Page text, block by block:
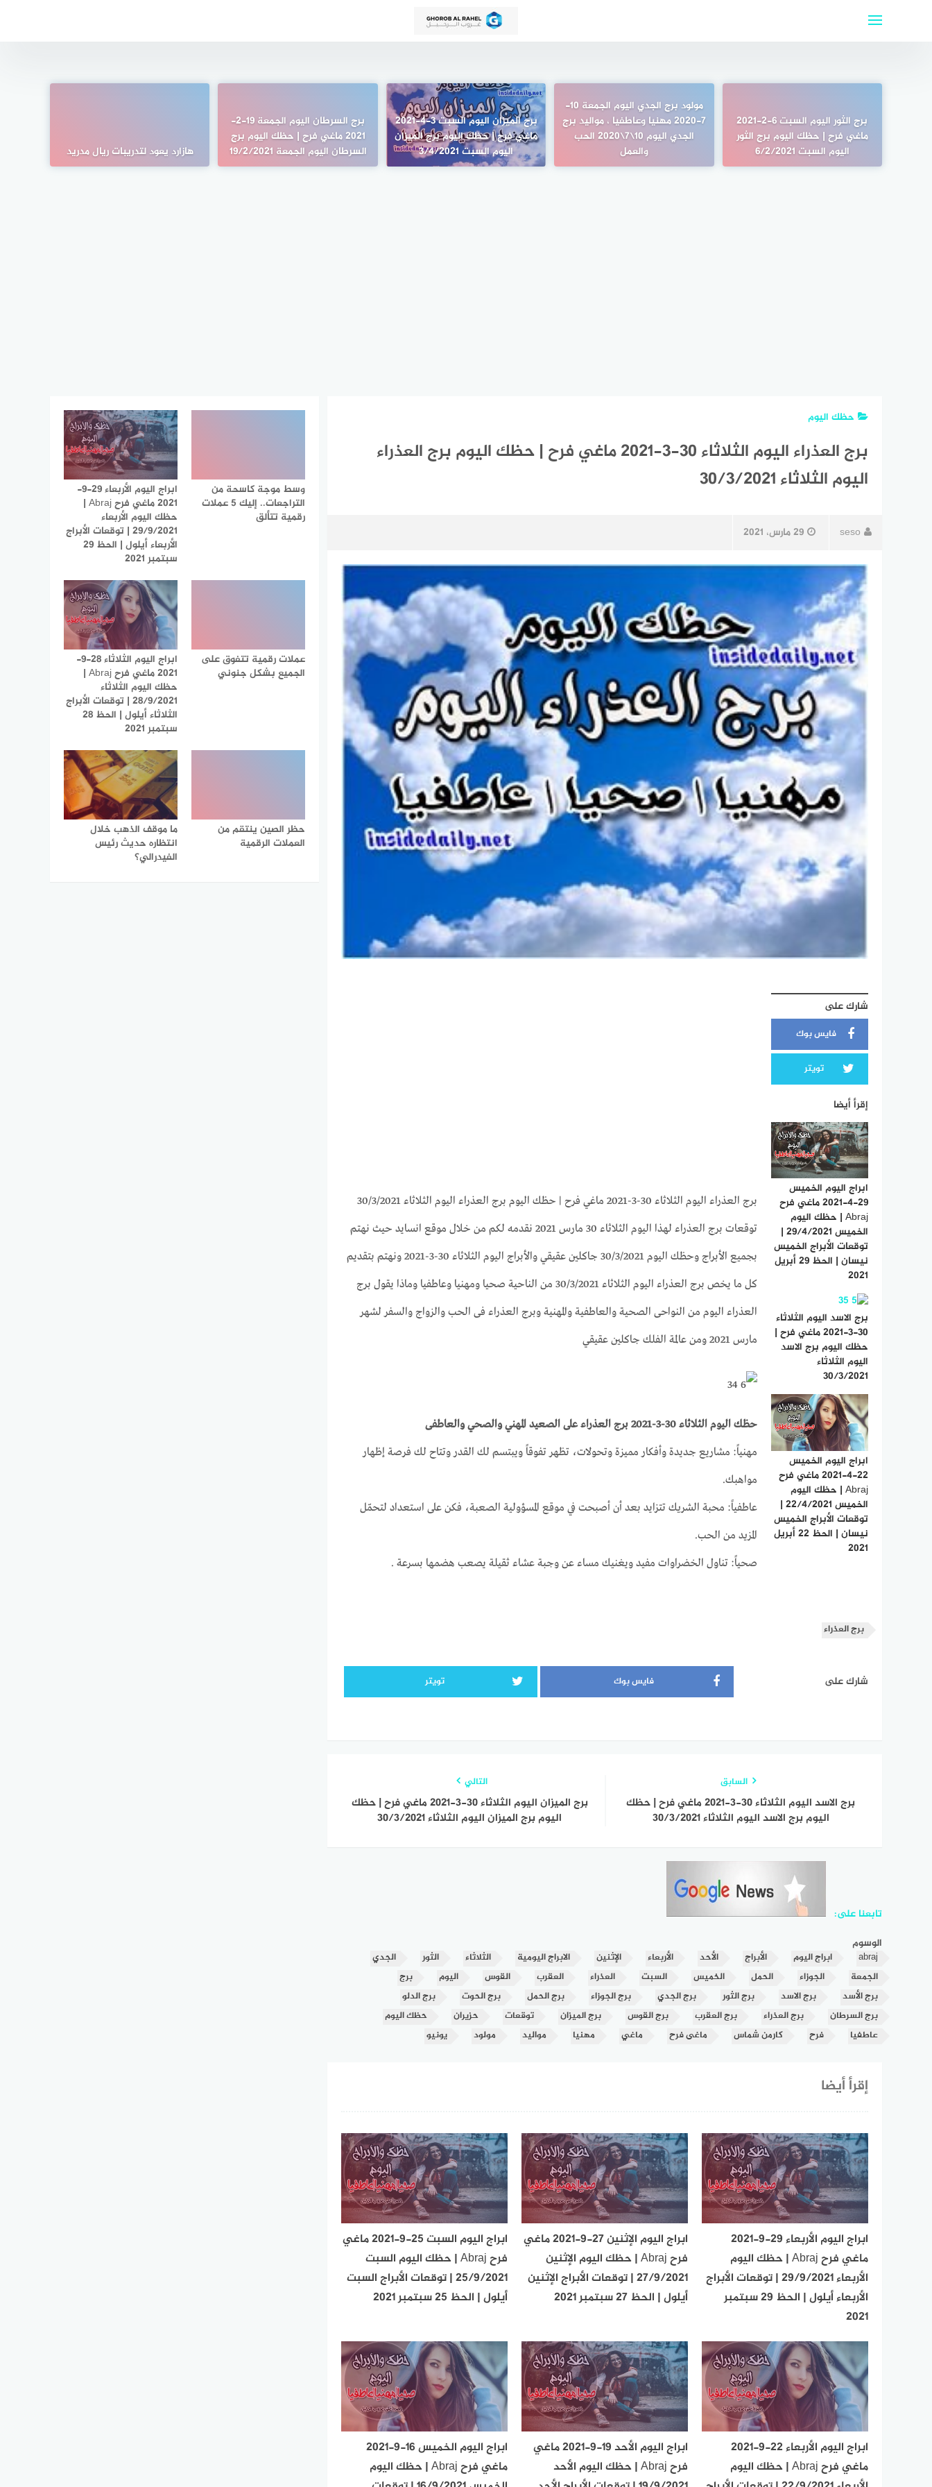
برج الثور اليوم السبت 6-2-2021
ماغي فرح | حظك اليوم برج الثور
اليوم السبت 6/2/2021
مولود برج الجدي اليوم الجمعة 10-
7-2020 مهنيا وعاطفيا ، مواليد برج
الجدي اليوم 10\7\2020 الحب
والعمل
برج الميزان اليوم السبت 3-4-2021
ماغي فرح | حظك اليوم برج الميزان
اليوم السبت 3/4/2021
برج السرطان اليوم الجمعة 19-2-
2021 ماغي فرح | حظك اليوم برج
السرطان اليوم الجمعة 19/2/2021
هازارد يعود لتدريبات ريال مدريد
حظك اليوم
برج العذراء اليوم الثلاثاء 30-3-2021 ماغي فرح | حظك اليوم برج العذراء
اليوم الثلاثاء 30/3/2021
seso 29 مارس، 2021
برج العذراء اليوم الثلاثاء 30-3-2021 ماغي فرح | حظك اليوم برج العذراء اليوم الثلاثاء 30/3/2021
توقعات برج العذراء لهذا اليوم الثلاثاء 30 مارس 2021 نقدمه لكم من خلال موقع انسايد حيث نهتم
بجميع الأبراج وحظك اليوم 30/3/2021 جاكلين عقيقي والأبراج اليوم الثلاثاء 30-3-2021 ونهتم بتقديم
كل ما يخص برج العذراء اليوم الثلاثاء 30/3/2021 من الناحية صحيا ومهنيا وعاطفيا وماذا يقول برج
العذراء اليوم من النواحى الصحية والعاطفية والمهنية وبرج العذراء فى الحب والزواج والسفر لشهر
مارس 2021 ومن عالمة الفلك جاكلين عقيقي
حظك اليوم الثلاثاء 30-3-2021 برج العذراء على الصعيد المهني والصحي والعاطفى
مهنياً: مشاريع جديدة وأفكار مميزة وتحولات، تظهر تفوقاً ويبتسم لك القدر وتتاح لك فرصة إظهار
مواهبك.
عاطفياً: محبة الشريك تتزايد بعد أن أصبحت في موقع المسؤولية الصعبة، فكن على استعداد لتحمّل
المزيد من الحب.
صحياً: تناول الخضراوات مفيد ويغنيك مساء عن وجبة عشاء ثقيلة يصعب هضمها بسرعة .
شارك على
فايس بوك
تويتر
إقرأ أيضا
ابراج اليوم الخميس
29-4-2021 ماغي فرح
Abraj | حظك اليوم
الخميس 29/4/2021 |
توقعات الأبراج الخميس
نيسان | الحظ 29 أبريل
2021
برج الاسد اليوم الثلاثاء
30-3-2021 ماغي فرح |
حظك اليوم برج الاسد
اليوم الثلاثاء
30/3/2021
ابراج اليوم الخميس
22-4-2021 ماغي فرح
Abraj | حظك اليوم
الخميس 22/4/2021 |
توقعات الأبراج الخميس
نيسان | الحظ 22 أبريل
2021
برج العذراء
شارك على فايس بوك تويتر
السابق
برج الاسد اليوم الثلاثاء 30-3-2021 ماغي فرح | حظك
اليوم برج الاسد اليوم الثلاثاء 30/3/2021
التالي
برج الميزان اليوم الثلاثاء 30-3-2021 ماغي فرح | حظك
اليوم برج الميزان اليوم الثلاثاء 30/3/2021
تابعنا على:
الوسوم
abraj ابراج اليوم الأبراج الأحد الأربعاء الإثنين الابراج اليومية الثلاثاء الثور
الجدي
الجمعة
الجوزاء الحمل الخميس السبت العذراء العقرب القوس اليوم
برج
برج الأسد
برج الاسد برج الثور برج الجدي برج الجوزاء برج الحمل برج الحوت
برج الدلو
برج السرطان
برج العذراء برج العقرب برج القوس برج الميزان توقعات حزيران
حظك اليوم
عاطفيا
فرح كارمن شماس ماغى فرح ماغي مهنيا مواليد مولود يونيو
إقرأ أيضا
ابراج اليوم الأربعاء 29-9-2021
ماغي فرح Abraj | حظك اليوم
الأربعاء 29/9/2021 | توقعات الأبراج
الأربعاء أيلول | الحظ 29 سبتمبر
2021
ابراج اليوم الإثنين 27-9-2021 ماغي
فرح Abraj | حظك اليوم الإثنين
27/9/2021 | توقعات الأبراج الإثنين
أيلول | الحظ 27 سبتمبر 2021
ابراج اليوم السبت 25-9-2021 ماغي
فرح Abraj | حظك اليوم السبت
25/9/2021 | توقعات الأبراج السبت
أيلول | الحظ 25 سبتمبر 2021
ابراج اليوم الأربعاء 22-9-2021
ماغي فرح Abraj | حظك اليوم
ابراج اليوم الأحد 19-9-2021 ماغي
فرح Abraj | حظك اليوم الأحد
ابراج اليوم الخميس 16-9-2021
ماغي فرح Abraj | حظك اليوم
وسط موجة كاسحة من
التراجعات.. إليك 5 عملات
رقمية تتألق
ابراج اليوم الأربعاء 29-9-
2021 ماغي فرح Abraj |
حظك اليوم الأربعاء
29/9/2021 | توقعات الأبراج
الأربعاء أيلول | الحظ 29
سبتمبر 2021
عملات رقمية تتفوق على
الجميع بشكل جنوني
ابراج اليوم الثلاثاء 28-9-
2021 ماغي فرح Abraj |
حظك اليوم الثلاثاء
28/9/2021 | توقعات الأبراج
الثلاثاء أيلول | الحظ 28
سبتمبر 2021
حظر الصين ينتقم من
العملات الرقمية
ما موقف الذهب خلال
انتظاره حديث رئيس
الفيدرالي؟